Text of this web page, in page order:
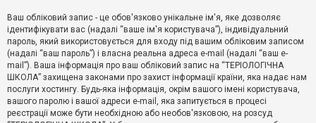
е
м
и
П
о
ш
Ваш обліковий запис - це обов'язково унікальне ім'я, яке дозволяє
ідентифікувати вас (надалі “ваше ім'я користувача”), індивідуальний
пароль, який використовується для входу під вашим обліковим записом
(надалі “ваш пароль”) і власна реальна адреса e-mail (надалі “ваш e-
mail”). Ваша інформація про ваш обліковий запис на “ТЕРІОЛОГІЧНА
ШКОЛА” захищена законами про захист інформації країни, яка надає нам
послуги хостингу. Будь-яка інформація, окрім вашого імені користувача,
вашого паролю і вашої адреси e-mail, яка запитується в процесі
реєстрації може бути необхідною або необов'язковою, на розсуд